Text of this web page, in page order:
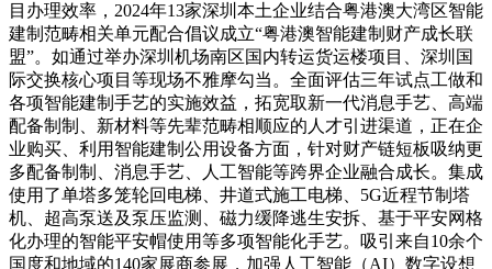
目办理效率，2024年13家深圳本土企业结合粤港澳大湾区智能
建制范畴相关单元配合倡议成立“粤港澳智能建制财产成长联
盟”。如通过举办深圳机场南区国内转运货运楼项目、深圳国
际交换核心项目等现场不雅摩勾当。全面评估三年试点工做和
各项智能建制手艺的实施效益，拓宽取新一代消息手艺、高端
配备制制、新材料等先辈范畴相顺应的人才引进渠道，正在企
业购买、利用智能建制公用设备方面，针对财产链短板吸纳更
多配备制制、消息手艺、人工智能等跨界企业融合成长。集成
使用了单塔多笼轮回电梯、井道式施工电梯、5G近程节制塔
机、超高泵送及泵压监测、磁力缓降逃生安拆、基于平安网格
化办理的智能平安帽使用等多项智能化手艺。吸引来自10余个
国度和地域的140家展商参展，加强人工智能（AI）数字设想